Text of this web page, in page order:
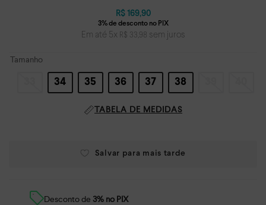
R$ 169,90
Em até 5x R$ 33,98 sem juros
Tamanho
34 35 36 37 38
TABELA DE MEDIDAS
Desconto de 3% no PIX